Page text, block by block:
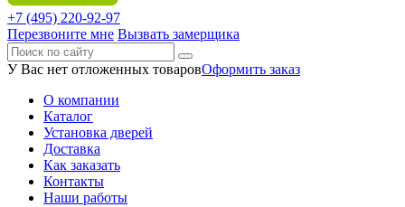
+7 (495) 220-92-97
Перезвоните мне Вызвать замерщика
У Вас нет отложенных товаровОформить заказ
О компании
Каталог
Установка дверей
Доставка
Как заказать
Контакты
Наши работы